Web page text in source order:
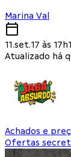
Marina Val
11.set.17 às
Atualizado há
Achados e
Ofertas